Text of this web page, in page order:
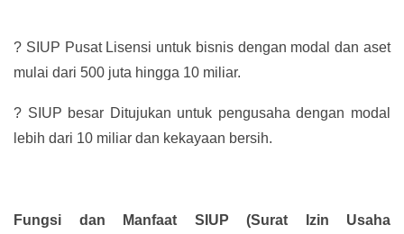
? SIUP Pusat Lisensi untuk bisnis dengan modal dan aset
mulai dari 500 juta hingga 10 miliar.
? SIUP besar Ditujukan untuk pengusaha dengan modal
lebih dari 10 miliar dan kekayaan bersih.
Fungsi dan Manfaat SIUP (Surat Izin Usaha